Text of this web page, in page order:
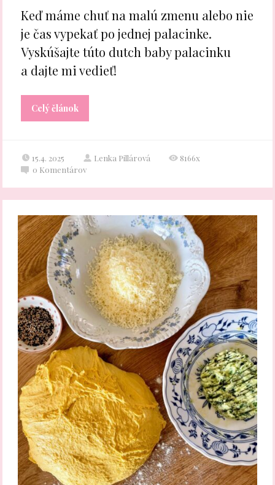
Keď máme chuť na malú zmenu alebo nie
je čas vypekať po jednej palacinke.
Vyskúšajte túto dutch baby palacinku
a dajte mi vedieť!
Celý článok
15.4. 2025 Lenka Pillárová
8166x
0 Komentárov